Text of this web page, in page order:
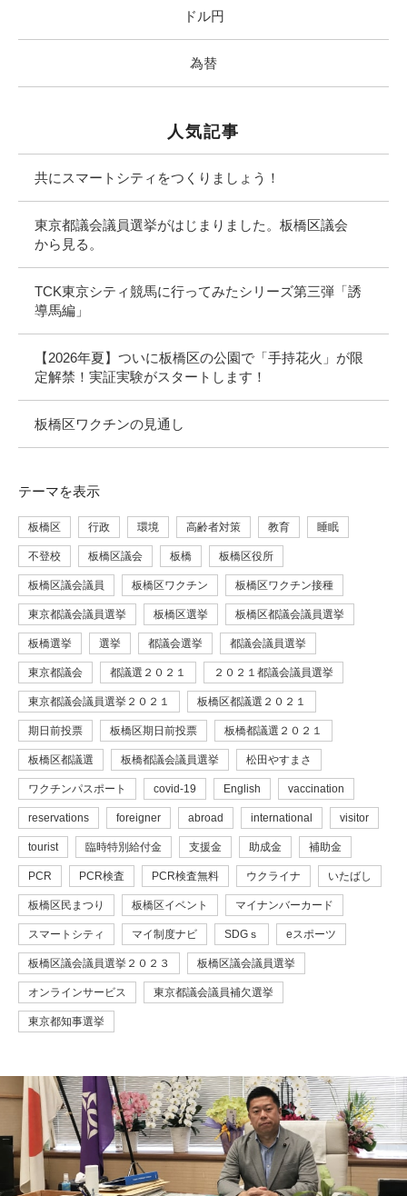
ドル円
為替
人気記事
共にスマートシティをつくりましょう！
東京都議会議員選挙がはじまりました。板橋区議会
から見る。
TCK東京シティ競馬に行ってみたシリーズ第三弾「誘
導馬編」
【2026年夏】ついに板橋区の公園で「手持花火」が限
定解禁！実証実験がスタートします！
板橋区ワクチンの見通し
テーマを表示
板橋区 行政 環境 高齢者対策 教育 睡眠
不登校 板橋区議会 板橋 板橋区役所
板橋区議会議員 板橋区ワクチン 板橋区ワクチン接種
東京都議会議員選挙 板橋区選挙 板橋区都議会議員選挙
板橋選挙 選挙 都議会選挙 都議会議員選挙
東京都議会 都議選２０２１ ２０２１都議会議員選挙
東京都議会議員選挙２０２１ 板橋区都議選２０２１
期日前投票 板橋区期日前投票 板橋都議選２０２１
板橋区都議選 板橋都議会議員選挙 松田やすまさ
ワクチンパスポート covid-19 English vaccination
reservations foreigner abroad international visitor
tourist 臨時特別給付金 支援金 助成金 補助金
PCR PCR検査 PCR検査無料 ウクライナ いたばし
板橋区民まつり 板橋区イベント マイナンバーカード
スマートシティ マイ制度ナビ SDGｓ eスポーツ
板橋区議会議員選挙２０２３ 板橋区議会議員選挙
オンラインサービス 東京都議会議員補欠選挙
東京都知事選挙